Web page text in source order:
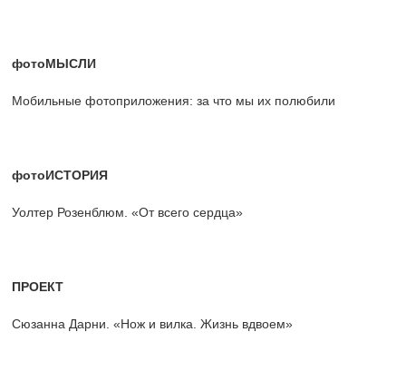
фотоМЫСЛИ
Мобильные фотоприложения: за что мы их полюбили
фотоИСТОРИЯ
Уолтер Розенблюм. «От всего сердца»
ПРОЕКТ
Сюзанна Дарни. «Нож и вилка. Жизнь вдвоем»